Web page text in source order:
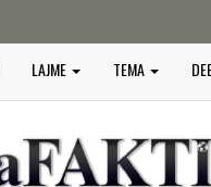
LAJME TEMA